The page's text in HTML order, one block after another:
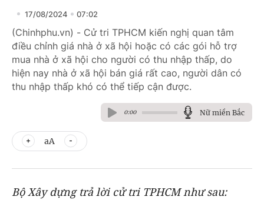
17/08/2024 07:02
(Chinhphu.vn) - Cử tri TPHCM kiến nghị quan tâm
điều chỉnh giá nhà ở xã hội hoặc có các gói hỗ trợ
mua nhà ở xã hội cho người có thu nhập thấp, do
hiện nay nhà ở xã hội bán giá rất cao, người dân có
thu nhập thấp khó có thể tiếp cận được.
0:00 Nữ miền Bắc
aA
Bộ Xây dựng trả lời cử tri TPHCM như sau: